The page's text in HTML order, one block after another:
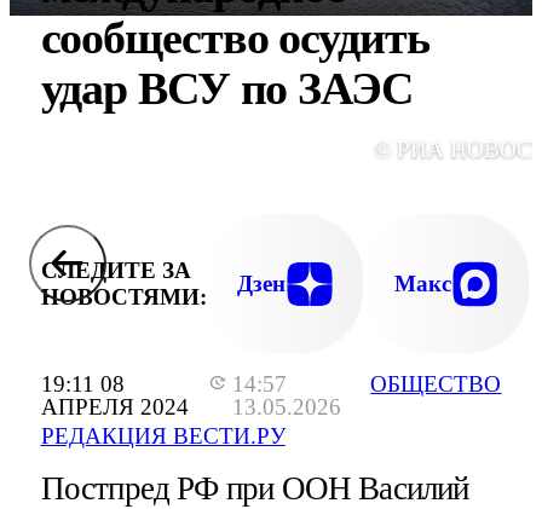
19:11 08
АПРЕЛЯ 2024
14:57
13.05.2026
РЕДАКЦИЯ ВЕСТИ.РУ
ОБЩЕСТВО
сообщество осудить
удар ВСУ по ЗАЭС
© РИА
СЛЕДИТЕ ЗА
НОВОСТЯМИ:
Дзен Макс
Постпред РФ при ООН Василий